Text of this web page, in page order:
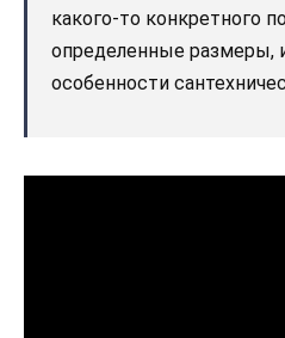
какого-то конкретного
определенные размеры,
особенности